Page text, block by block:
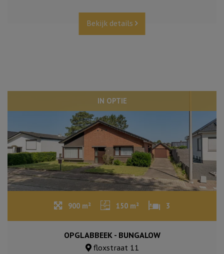
Bekijk details
IN OPTIE
900 m² 150 m² 3
OPGLABBEEK - BUNGALOW
floxstraat 11